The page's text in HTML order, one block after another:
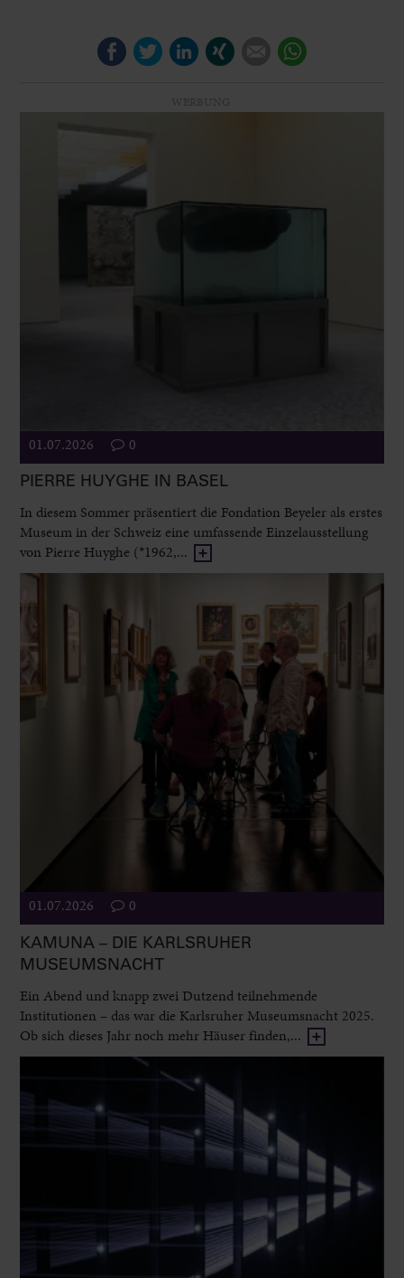
FacebookTwitterLinkedIn E-mail
01.07.2026 0
PIERRE HUYGHE IN BASEL
In diesem Sommer präsentiert die Fondation Beyeler als erstes
Museum in der Schweiz eine umfassende Einzelausstellung
von Pierre Huyghe (*1962,...
01.07.2026 0
KAMUNA – DIE KARLSRUHER
MUSEUMSNACHT
Ein Abend und knapp zwei Dutzend teilnehmende
Institutionen – das war die Karlsruher Museumsnacht 2025.
Ob sich dieses Jahr noch mehr Häuser finden,...